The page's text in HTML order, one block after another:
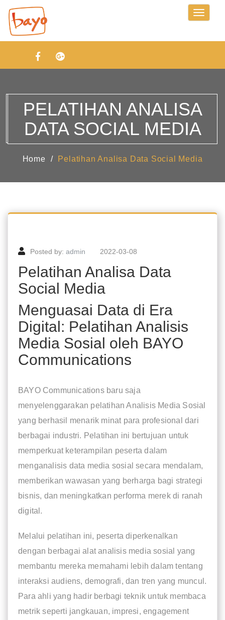
Toggle
PELATIHAN ANALISA
DATA SOCIAL MEDIA
Home Pelatihan Analisa Data Social Media
Posted by: admin 2022-03-08
Pelatihan Analisa Data
Social Media
Menguasai Data di Era
Digital: Pelatihan Analisis
Media Sosial oleh BAYO
Communications
BAYO Communications baru saja
menyelenggarakan pelatihan Analisis Media Sosial
yang berhasil menarik minat para profesional dari
berbagai industri. Pelatihan ini bertujuan untuk
memperkuat keterampilan peserta dalam
menganalisis data media sosial secara mendalam,
memberikan wawasan yang berharga bagi strategi
bisnis, dan meningkatkan performa merek di ranah
digital.
Melalui pelatihan ini, peserta diperkenalkan
dengan berbagai alat analisis media sosial yang
membantu mereka memahami lebih dalam tentang
interaksi audiens, demografi, dan tren yang muncul.
Para ahli yang hadir berbagi teknik untuk membaca
metrik seperti jangkauan, impresi, engagement